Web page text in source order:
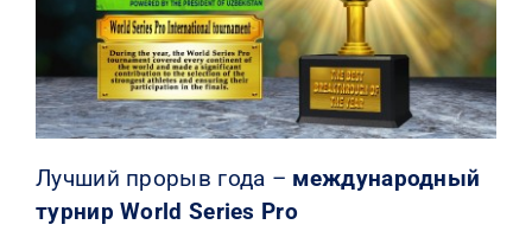
Лучший прорыв года – международный
турнир World Series Pro